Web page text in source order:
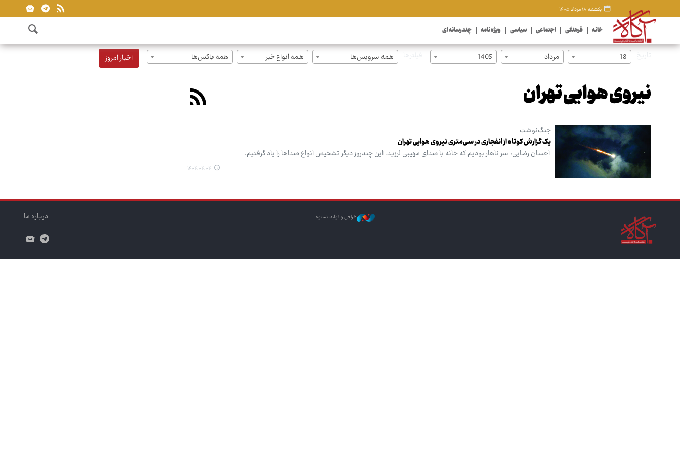
یکشنبه ۱۸ مرداد ۱۴۰۵
خانه فرهنگی اجتماعی سیاسی ویژه نامه چندرسانه ای
18 مرداد 1405 همه سرویس‌ها همه انواع خبر همه باکس‌ها اخبار امروز
نیروی هوایی تهران
جنگ‌نوشت
یک گزارش کوتاه از انفجاری در سی‌متری نیروی هوایی تهران
احسان رضایی: سر ناهار بودیم که خانه با صدای مهیبی لرزید. این چندروز دیگر تشخیص انواع صداها را یاد گرفتیم.
۱۴۰۴.۰۴.۰۴
طراحی و تولید: نستوه درباره ما